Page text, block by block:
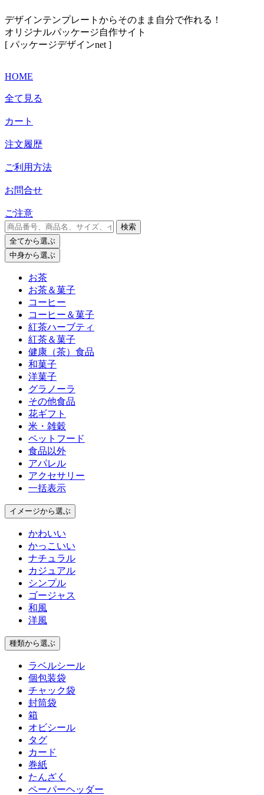
デザインテンプレートからそのまま自分で作れる！
オリジナルパッケージ自作サイト
[ パッケージデザインnet ]
HOME
全て見る
カート
注文履歴
ご利用方法
お問合せ
ご注意
検索
全てから選ぶ
中身から選ぶ
お茶
お茶＆菓子
コーヒー
コーヒー＆菓子
紅茶ハーブティ
紅茶＆菓子
健康（茶）食品
和菓子
洋菓子
グラノーラ
その他食品
花ギフト
米・雑穀
ペットフード
食品以外
アパレル
アクセサリー
一括表示
イメージから選ぶ
かわいい
かっこいい
ナチュラル
カジュアル
シンプル
ゴージャス
和風
洋風
種類から選ぶ
ラベルシール
個包装袋
チャック袋
封筒袋
箱
オビシール
タグ
カード
巻紙
たんざく
ペーパーヘッダー